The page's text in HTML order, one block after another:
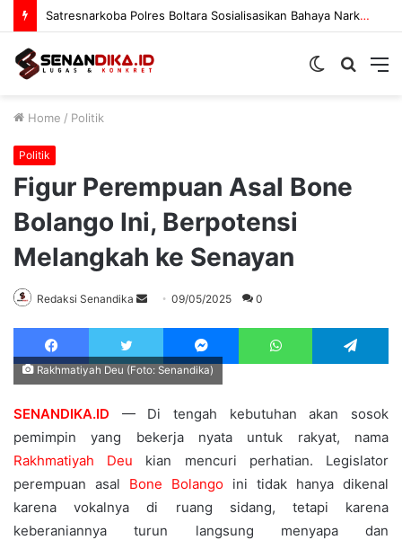
Prodi PAI IAIN Sultan Amai Gorontalo Matangkan Kurikulum OBE
Search
Switch
Home / Politik
Politik
Figur Perempuan Asal Bone
Bolango Ini, Berpotensi
Melangkah ke Senayan
Redaksi Senandika
Send09/05/2025 0
Facebook Twitter Messenger WhatsApp
Rakhmatiyah Deu (Foto: Senandika)
SENANDIKA.ID — Di tengah kebutuhan akan sosok
pemimpin yang bekerja nyata untuk rakyat, nama
Rakhmatiyah Deu kian mencuri perhatian. Legislator
perempuan asal Bone Bolango ini tidak hanya dikenal
karena vokalnya di ruang sidang, tetapi karena
keberaniannya turun langsung menyapa dan